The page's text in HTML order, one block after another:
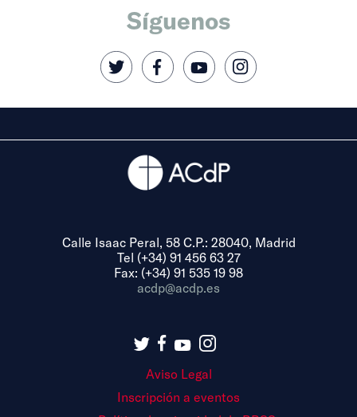
Síguenos
Calle Isaac Peral, 58 C.P.: 28040, Madrid
Tel (+34) 91 456 63 27
Fax: (+34) 91 535 19 98
acdp@acdp.es
Aviso Legal
Inscripción a eventos